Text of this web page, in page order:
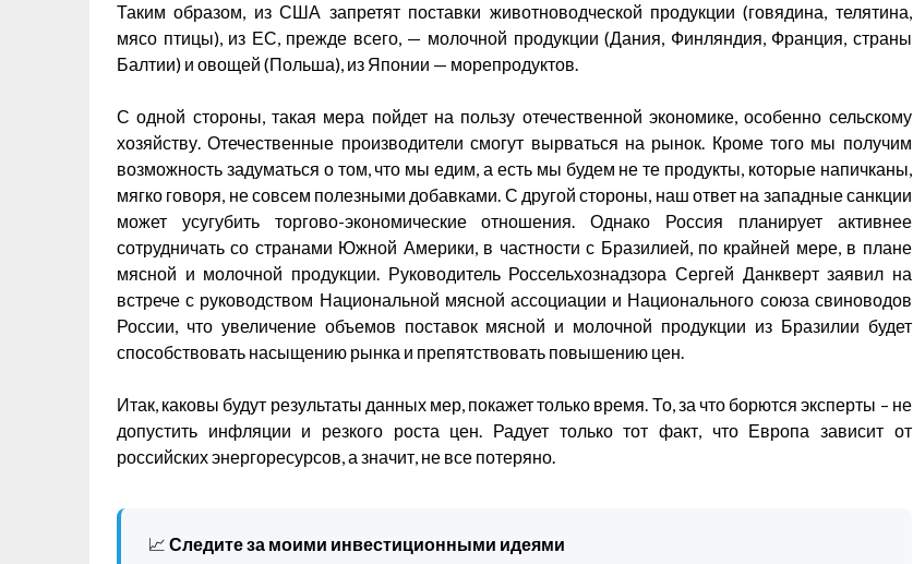
Таким образом, из США запретят поставки животноводческой продукции (говядина, телятина,
мясо птицы), из ЕС, прежде всего, — молочной продукции (Дания, Финляндия, Франция, страны
Балтии) и овощей (Польша), из Японии — морепродуктов.
С одной стороны, такая мера пойдет на пользу отечественной экономике, особенно сельскому
хозяйству. Отечественные производители смогут вырваться на рынок. Кроме того мы получим
возможность задуматься о том, что мы едим, а есть мы будем не те продукты, которые напичканы,
мягко говоря, не совсем полезными добавками. С другой стороны, наш ответ на западные санкции
может усугубить торгово-экономические отношения. Однако Россия планирует активнее
сотрудничать со странами Южной Америки, в частности с Бразилией, по крайней мере, в плане
мясной и молочной продукции. Руководитель Россельхознадзора Сергей Данкверт заявил на
встрече с руководством Национальной мясной ассоциации и Национального союза свиноводов
России, что увеличение объемов поставок мясной и молочной продукции из Бразилии будет
способствовать насыщению рынка и препятствовать повышению цен.
Итак, каковы будут результаты данных мер, покажет только время. То, за что борются эксперты – не
допустить инфляции и резкого роста цен. Радует только тот факт, что Европа зависит от
российских энергоресурсов, а значит, не все потеряно.
📈 Следите за моими инвестиционными идеями